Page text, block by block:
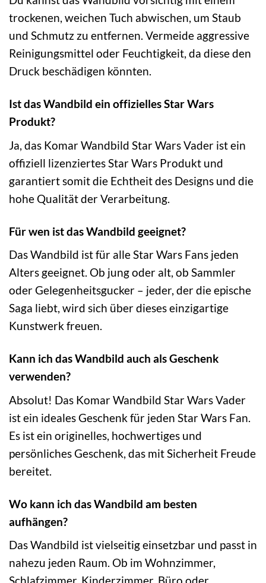
trockenen, weichen Tuch abwischen, um Staub
und Schmutz zu entfernen. Vermeide aggressive
Reinigungsmittel oder Feuchtigkeit, da diese den
Druck beschädigen könnten.
Ist das Wandbild ein offizielles Star Wars
Produkt?
Ja, das Komar Wandbild Star Wars Vader ist ein
offiziell lizenziertes Star Wars Produkt und
garantiert somit die Echtheit des Designs und die
hohe Qualität der Verarbeitung.
Für wen ist das Wandbild geeignet?
Das Wandbild ist für alle Star Wars Fans jeden
Alters geeignet. Ob jung oder alt, ob Sammler
oder Gelegenheitsgucker – jeder, der die epische
Saga liebt, wird sich über dieses einzigartige
Kunstwerk freuen.
Kann ich das Wandbild auch als Geschenk
verwenden?
Absolut! Das Komar Wandbild Star Wars Vader
ist ein ideales Geschenk für jeden Star Wars Fan.
Es ist ein originelles, hochwertiges und
persönliches Geschenk, das mit Sicherheit Freude
bereitet.
Wo kann ich das Wandbild am besten
aufhängen?
Das Wandbild ist vielseitig einsetzbar und passt in
nahezu jeden Raum. Ob im Wohnzimmer,